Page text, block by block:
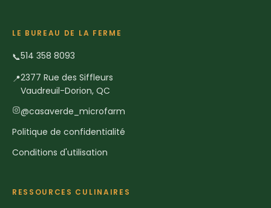
LE BUREAU DE LA FERME
📞514 358 8093
📍2377 Rue des Siffleurs
Vaudreuil-Dorion, QC
@casaverde_microfarm
Politique de confidentialité
Conditions d'utilisation
RESSOURCES CULINAIRES